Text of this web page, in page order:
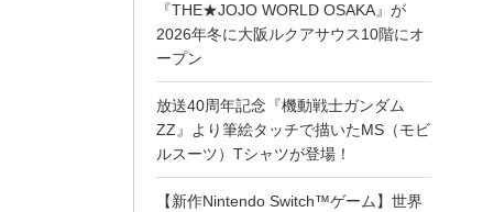
『THE★JOJO WORLD OSAKA』が
2026年冬に大阪ルクアサウス10階にオ
ープン
放送40周年記念『機動戦士ガンダム
ZZ』より筆絵タッチで描いたMS（モビ
ルスーツ）Tシャツが登場！
【新作Nintendo Switch™ゲーム】世界